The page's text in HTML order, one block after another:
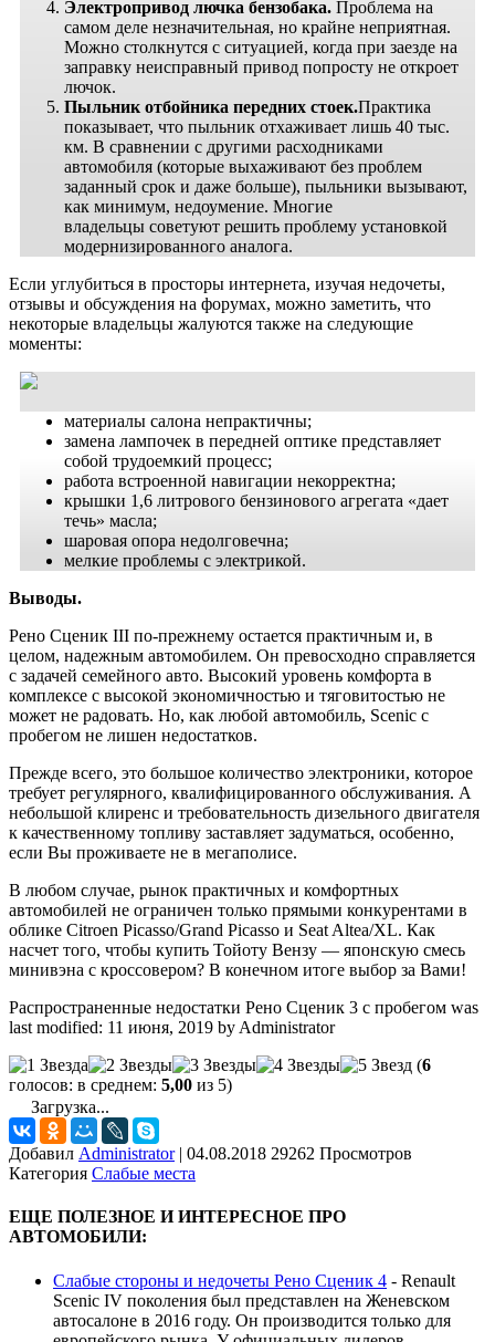
Электропривод лючка бензобака. Проблема на
самом деле незначительная, но крайне неприятная.
Можно столкнутся с ситуацией, когда при заезде на
заправку неисправный привод попросту не откроет
лючок.
Пыльник отбойника передних стоек.Практика
показывает, что пыльник отхаживает лишь 40 тыс.
км. В сравнении с другими расходниками
автомобиля (которые выхаживают без проблем
заданный срок и даже больше), пыльники вызывают,
как минимум, недоумение. Многие
владельцы советуют решить проблему установкой
модернизированного аналога.
Если углубиться в просторы интернета, изучая недочеты,
отзывы и обсуждения на форумах, можно заметить, что
некоторые владельцы жалуются также на следующие
моменты:
материалы салона непрактичны;
замена лампочек в передней оптике представляет
собой трудоемкий процесс;
работа встроенной навигации некорректна;
крышки 1,6 литрового бензинового агрегата «дает
течь» масла;
шаровая опора недолговечна;
мелкие проблемы с электрикой.
Выводы.
Рено Сценик III по-прежнему остается практичным и, в
целом, надежным автомобилем. Он превосходно справляется
с задачей семейного авто. Высокий уровень комфорта в
комплексе с высокой экономичностью и тяговитостью не
может не радовать. Но, как любой автомобиль, Scenic с
пробегом не лишен недостатков.
Прежде всего, это большое количество электроники, которое
требует регулярного, квалифицированного обслуживания. А
небольшой клиренс и требовательность дизельного двигателя
к качественному топливу заставляет задуматься, особенно,
если Вы проживаете не в мегаполисе.
В любом случае, рынок практичных и комфортных
автомобилей не ограничен только прямыми конкурентами в
облике Citroen Picasso/Grand Picasso и Seat Altea/XL. Как
насчет того, чтобы купить Тойоту Вензу — японскую смесь
минивэна с кроссовером? В конечном итоге выбор за Вами!
Распространенные недостатки Рено Сценик 3 с пробегом was
last modified: 11 июня, 2019 by Administrator
(6
голосов: в среднем: 5,00 из 5)
Загрузка...
Добавил Administrator | 04.08.2018 29262 Просмотров
Категория Слабые места
ЕЩЕ ПОЛЕЗНОЕ И ИНТЕРЕСНОЕ ПРО
АВТОМОБИЛИ:
Слабые стороны и недочеты Рено Сценик 4 - Renault
Scenic IV поколения был представлен на Женевском
автосалоне в 2016 году. Он производится только для